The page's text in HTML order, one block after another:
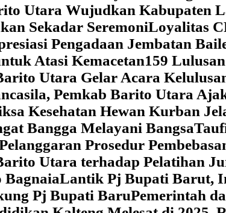
Utara Wujudkan Kabupaten
Sekadar SeremoniLoyalitas
Pengadaan Jembatan
Atasi Kemacetan159
Utara Gelar Acara
Pemkab Barito Utara
Kesehatan Hewan Kurban
Bangga Melayani Bangsa
Prosedur
Utara terhadap Pelatihan
BagnaiaLantik Pj Bupati Barut,
Pj Bupati BaruPemerintah